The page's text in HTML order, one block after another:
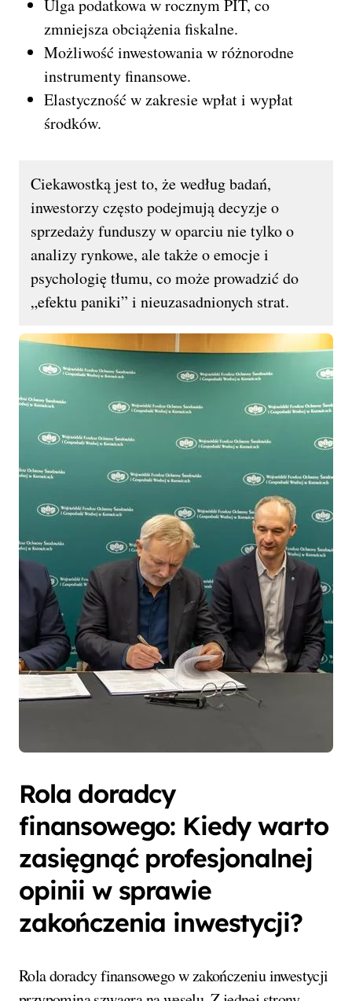
Ulga podatkowa w rocznym PIT, co
zmniejsza obciążenia fiskalne.
Możliwość inwestowania w różnorodne
instrumenty finansowe.
Elastyczność w zakresie wpłat i wypłat
środków.
Ciekawostką jest to, że według badań,
inwestorzy często podejmują decyzje o
sprzedaży funduszy w oparciu nie tylko o
analizy rynkowe, ale także o emocje i
psychologię tłumu, co może prowadzić do
„efektu paniki” i nieuzasadnionych strat.
Rola doradcy
finansowego: Kiedy warto
zasięgnąć profesjonalnej
opinii w sprawie
zakończenia inwestycji?
Rola doradcy finansowego w zakończeniu inwestycji